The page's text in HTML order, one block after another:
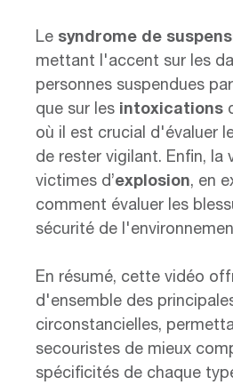
Le syndrome de
mettant l'accent sur les
personnes suspendues
que sur les intoxications
où il est crucial d'évaluer
de rester vigilant. Enfin, la
victimes d’explosion, en
comment évaluer les
sécurité de
En résumé, cette vidéo
d'ensemble des
circonstancielles,
secouristes de mieux
spécificités de chaque